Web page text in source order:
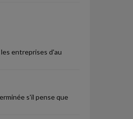
entreprises d'au
s'il pense que